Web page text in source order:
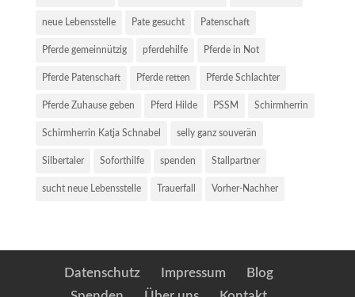
neue Lebensstelle Pate gesucht Patenschaft
Pferde gemeinnützig pferdehilfe Pferde in Not
Pferde Patenschaft Pferde retten Pferde Schlachter
Pferde Zuhause geben Pferd Hilde PSSM Schirmherrin
Schirmherrin Katja Schnabel selly ganz souverän
Silbertaler Soforthilfe spenden Stallpartner
sucht neue Lebensstelle Trauerfall Vorher-Nachher
Datenschutz Impressum
Blog